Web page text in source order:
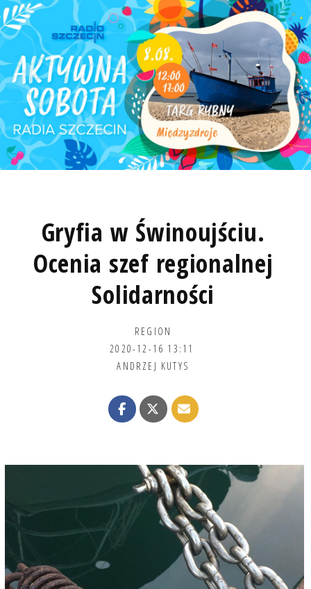
Gryfia w Świnoujściu.
Ocenia szef regionalnej
Solidarności
REGION
2020-12-16 13:11
ANDRZEJ KUTYS